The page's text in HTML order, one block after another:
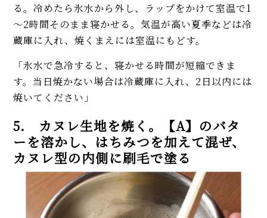
る。冷めたら氷水から外し、ラップをかけて室温で1
～2時間そのまま寝かせる。気温が高い夏季などは冷
蔵庫に入れ、焼くまえには室温にもどす。
「氷水で急冷すると、寝かせる時間が短縮できま
す。当日焼かない場合は冷蔵庫に入れ、2日以内には
焼いてください」
5. カヌレ生地を焼く。【A】のバタ
ーを溶かし、はちみつを加えて混ぜ、
カヌレ型の内側に刷毛で塗る